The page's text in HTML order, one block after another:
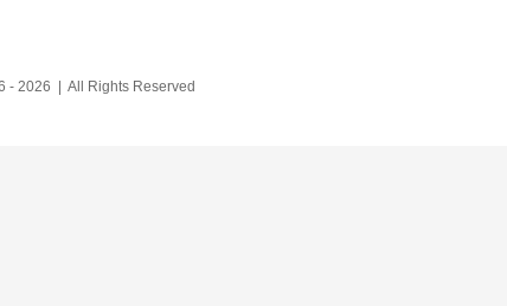
- 2026 | All Rights Reserved